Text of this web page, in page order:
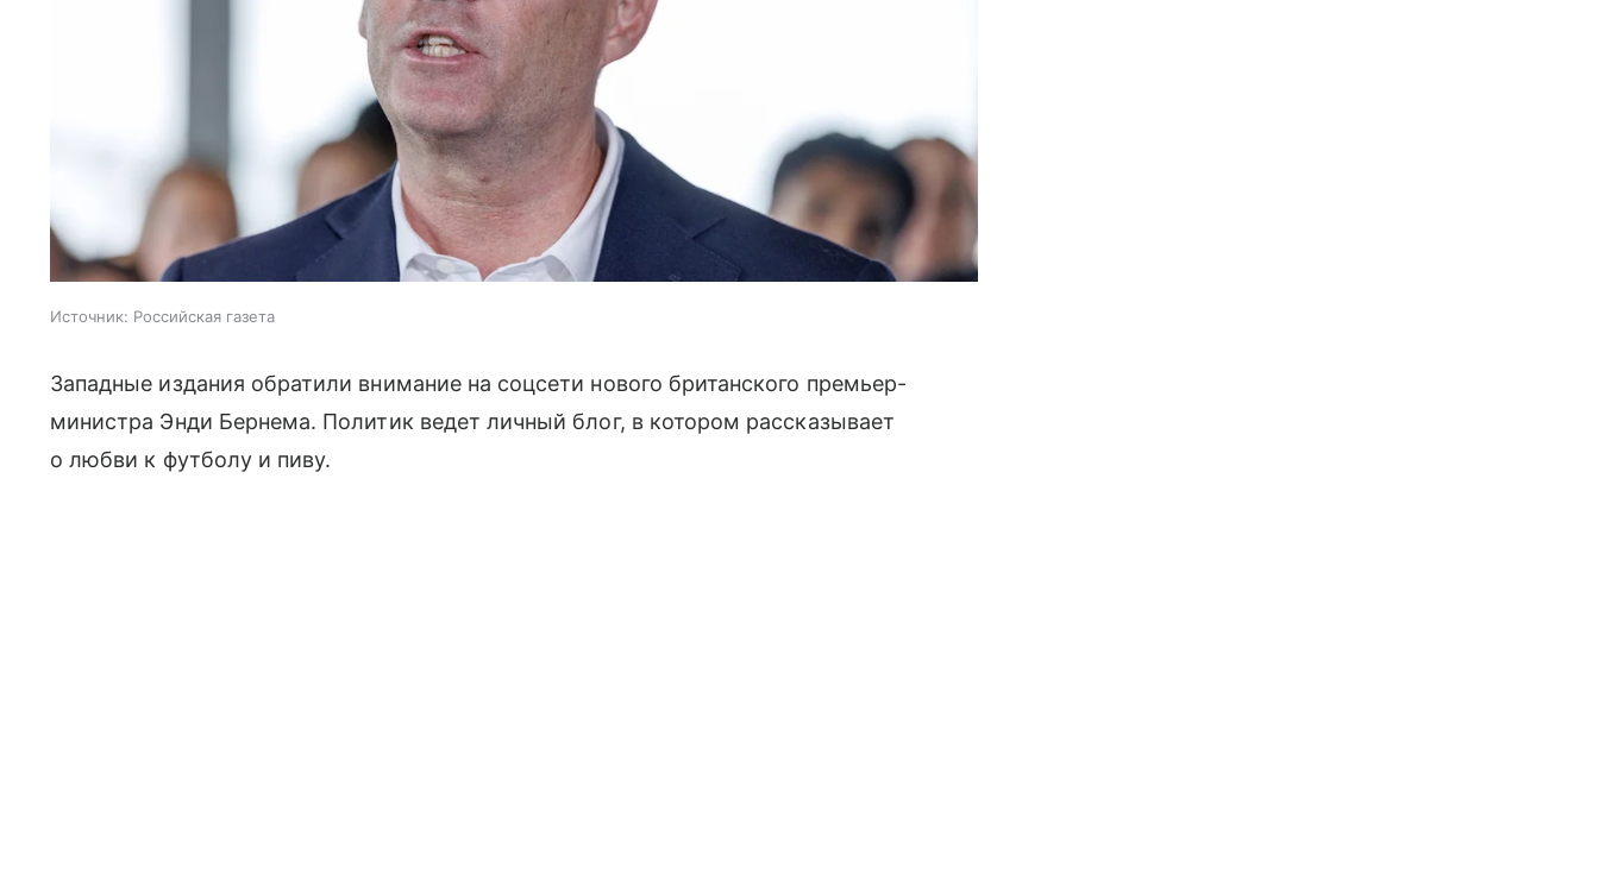
Источник: Российская газета
Западные издания обратили внимание на соцсети нового британского премьер-
министра Энди Бернема. Политик ведет личный блог, в котором рассказывает
о любви к футболу и пиву.